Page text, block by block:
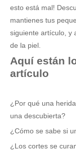
esto está mal!
mantienes tus
siguiente artículo, y
de la piel.
Aquí están
artículo
¿Por qué una
una descubierta?
¿Cómo se sabe si
¿Los cortes se